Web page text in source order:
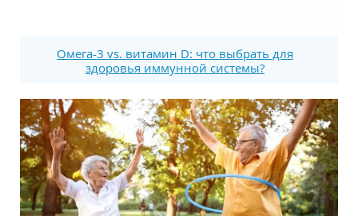
Омега-3 vs. витамин D: что выбрать для
здоровья иммунной системы?